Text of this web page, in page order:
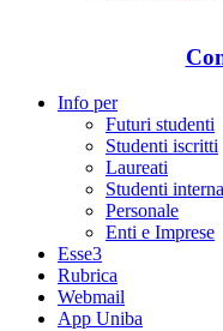
Info per
Futuri studenti
Studenti iscritti
Laureati
Studenti
Personale
Enti e Imprese
Esse3
Rubrica
Webmail
App Uniba